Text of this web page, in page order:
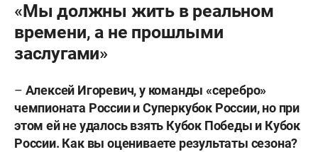
«Мы должны жить в реальном
времени, а не прошлыми
заслугами»
– Алексей Игоревич, у команды «серебро»
чемпионата России и Суперкубок России, но при
этом ей не удалось взять Кубок Победы и Кубок
России. Как вы оцениваете результаты сезона?